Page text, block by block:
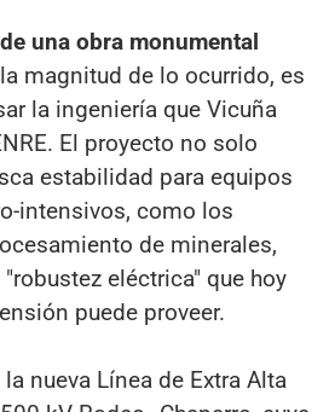
una obra monumental
magnitud de lo ocurrido, es
la ingeniería que Vicuña
El proyecto no solo
estabilidad para equipos
intensivos, como los
de minerales,
eléctrica" que hoy
puede proveer.
nueva Línea de Extra Alta